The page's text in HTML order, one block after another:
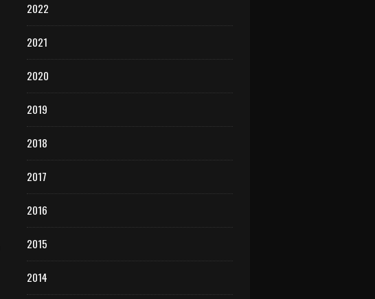
2022
2021
2020
2019
2018
2017
2016
2015
2014